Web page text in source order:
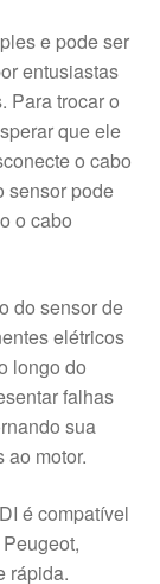
e pode ser
entusiastas
Para trocar o
que ele
o cabo
sensor pode
o cabo
do sensor de
elétricos
longo do
falhas
sua
motor.
é compatível
rápida.